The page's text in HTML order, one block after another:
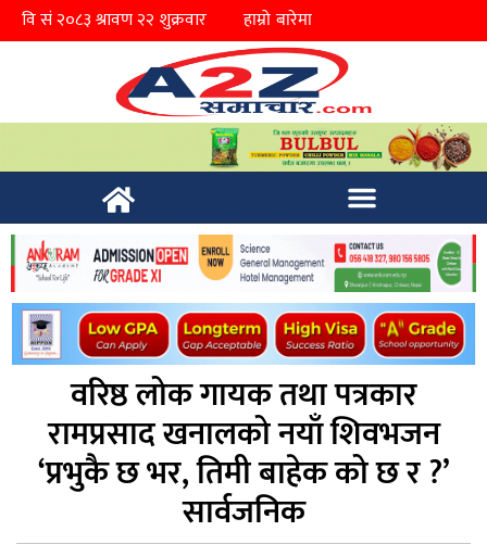
हाम्रो बारेमा
वरिष्ठ लोक गायक तथा पत्रकार
रामप्रसाद खनालको नयाँ शिवभजन
‘प्रभुकै छ भर, तिमी बाहेक को छ र ?’
सार्वजनिक